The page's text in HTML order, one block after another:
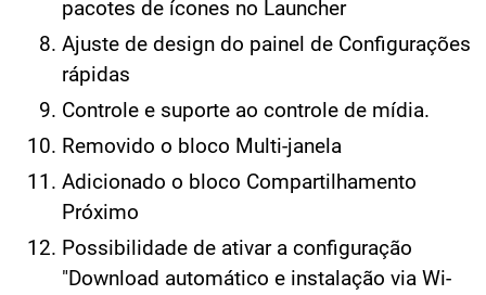
pacotes de ícones no Launcher
Ajuste de design do painel de Configurações
rápidas
Controle e suporte ao controle de mídia.
Removido o bloco Multi-janela
Adicionado o bloco Compartilhamento
Próximo
Possibilidade de ativar a configuração
"Download automático e instalação via Wi-